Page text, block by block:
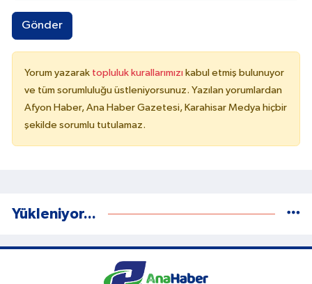
Gönder
Yorum yazarak topluluk kurallarımızı kabul etmiş bulunuyor
ve tüm sorumluluğu üstleniyorsunuz. Yazılan yorumlardan
Afyon Haber, Ana Haber Gazetesi, Karahisar Medya hiçbir
şekilde sorumlu tutulamaz.
Yükleniyor...